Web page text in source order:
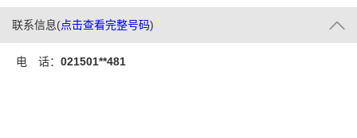
联系信息(点击查看完整号码)
电 话： 021501**481